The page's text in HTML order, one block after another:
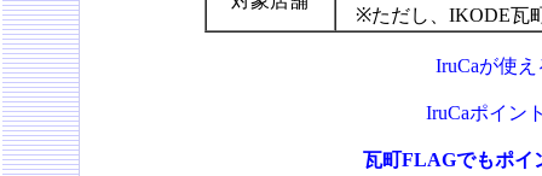
※ただし、IKODE瓦
IruCaが使
IruCaポイン
瓦町FLAGでもポイ